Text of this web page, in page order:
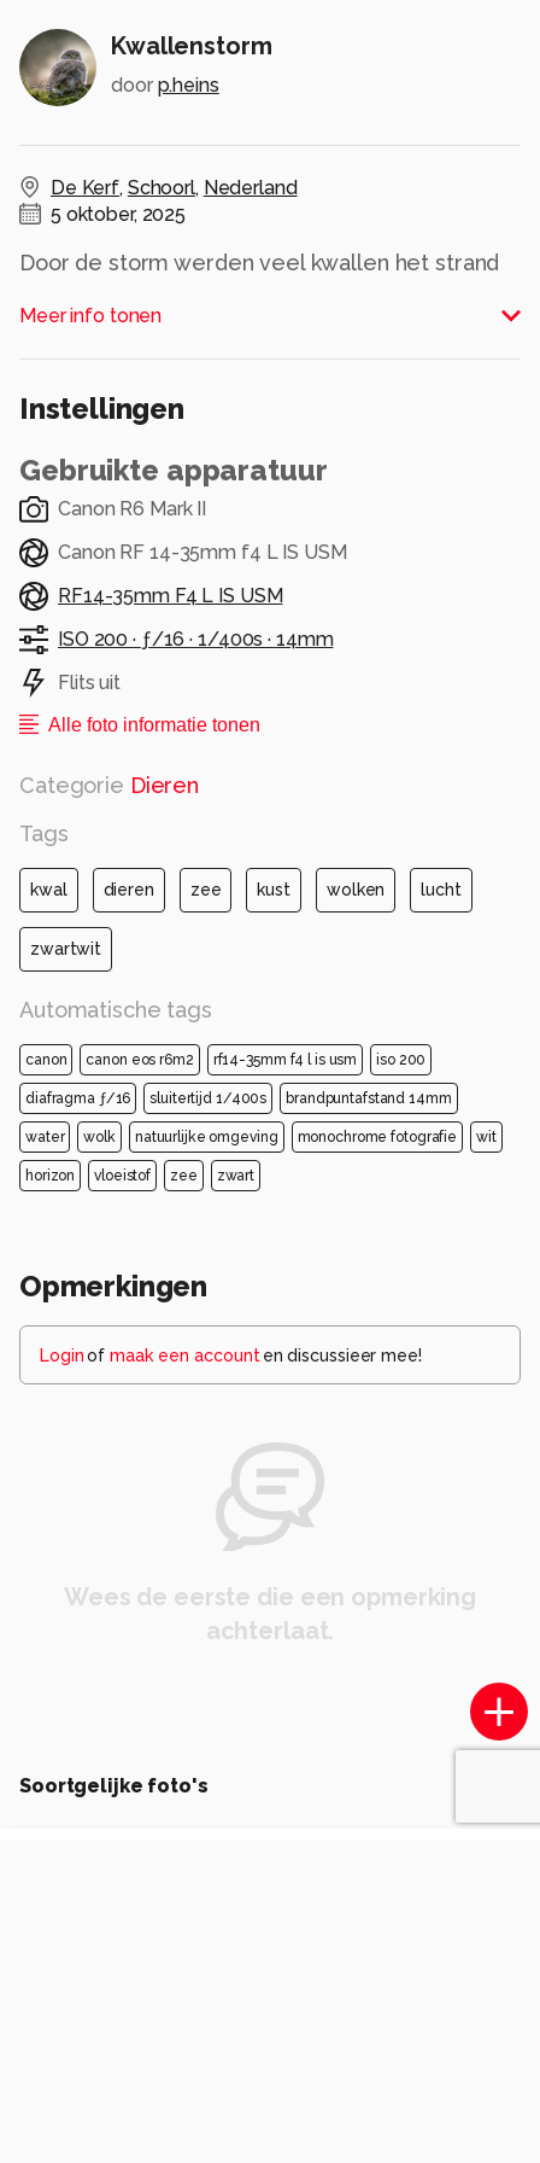
Kwallenstorm
door p.heins
De Kerf, Schoorl, Nederland
5 oktober, 2025
Door de storm werden veel kwallen het strand
de kleurenversie.
Meer info tonen
Instellingen
Gebruikte apparatuur
Canon R6 Mark II
Canon RF 14-35mm f4 L IS USM
RF14-35mm F4 L IS USM
ISO 200 · ƒ/16 · 1/400s · 14mm
Flits uit
Alle foto informatie tonen
Categorie Dieren
Tags
kwal dieren zee kust wolken lucht
zwartwit
Automatische tags
canon canon eos r6m2 rf14-35mm f4 l is usm iso 200
diafragma ƒ/16 sluitertijd 1/400s brandpuntafstand 14mm
water wolk natuurlijke omgeving monochrome fotografie wit
horizon vloeistof zee zwart
Opmerkingen
Loginof maak een account en discussieer mee!
Wees de eerste die een opmerking
achterlaat.
Soortgelijke foto's